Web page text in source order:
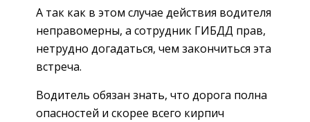
А так как в этом случае действия водителя
неправомерны, а сотрудник ГИБДД прав,
нетрудно догадаться, чем закончиться эта
встреча.
Водитель обязан знать, что дорога полна
опасностей и скорее всего кирпич